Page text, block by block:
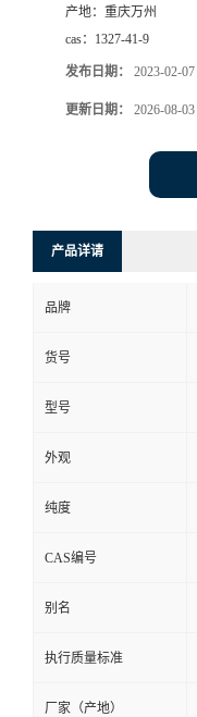
产地： 重庆万州
cas： 1327-41-9
发布日期： 2023-02-07
更新日期： 2026-08-03
产品详请
品牌
货号
型号
外观
纯度
CAS编号
别名
执行质量标准
厂家（产地）